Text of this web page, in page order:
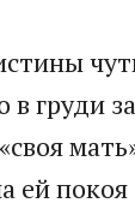
в груди
ей покоя